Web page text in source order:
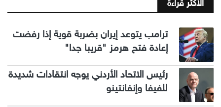
الاكثر قراءة
ترامب يتوعد إيران بضربة قوية إذا رفضت
إعادة فتح هرمز "قريبا جدا"
رئيس الاتحاد الأردني يوجه انتقادات شديدة
للفيفا وإنفانتينو